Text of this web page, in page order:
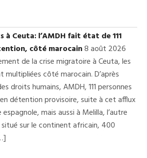
à Ceuta: l’AMDH fait état de 111
côté marocain8 août 2026
de la crise migratoire à Ceuta, les
côté marocain. D’après
droits humains, AMDH, 111 personnes
détention provisoire, suite à cet afflux
mais aussi à Melilla, l’autre
sur le continent africain, 400